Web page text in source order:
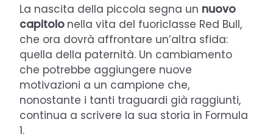
La nascita della piccola segna un nuovo
capitolo nella vita del fuoriclasse Red Bull,
che ora dovrà affrontare un’altra sfida:
quella della paternità. Un cambiamento
che potrebbe aggiungere nuove
motivazioni a un campione che,
nonostante i tanti traguardi già raggiunti,
continua a scrivere la sua storia in Formula
1.